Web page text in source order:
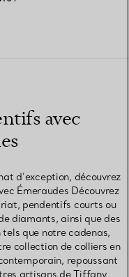
avec
d’exception, découvrez
Émeraudes Découvrez
pendentifs courts ou
diamants, ainsi que des
que notre cadenas,
collection de colliers en
repoussant
artisans de Tiffany